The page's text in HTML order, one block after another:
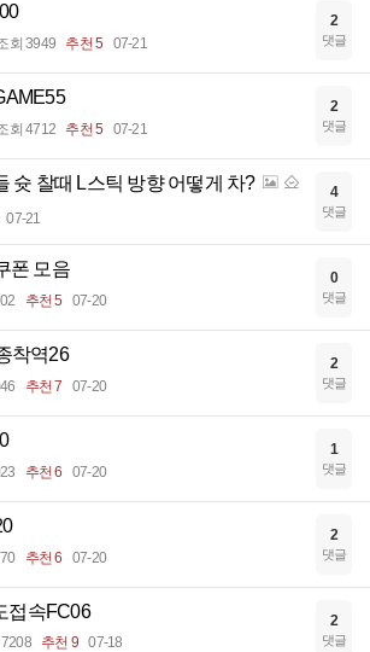
회 3949 추천 5 07-21
2
댓글
회 4712 추천 5 07-21
2
댓글
슛 찰때 L스틱 방향 어떻게 차?
07-21
4
댓글
폰 모음
추천 5 07-20
0
댓글
착역26
추천 7 07-20
2
댓글
추천 6 07-20
1
댓글
추천 6 07-20
2
댓글
접속FC06
추천 9 07-18
2
댓글